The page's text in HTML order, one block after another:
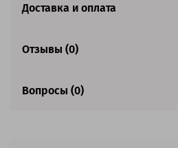
Доставка и оплата
Отзывы (0)
Вопросы (0)